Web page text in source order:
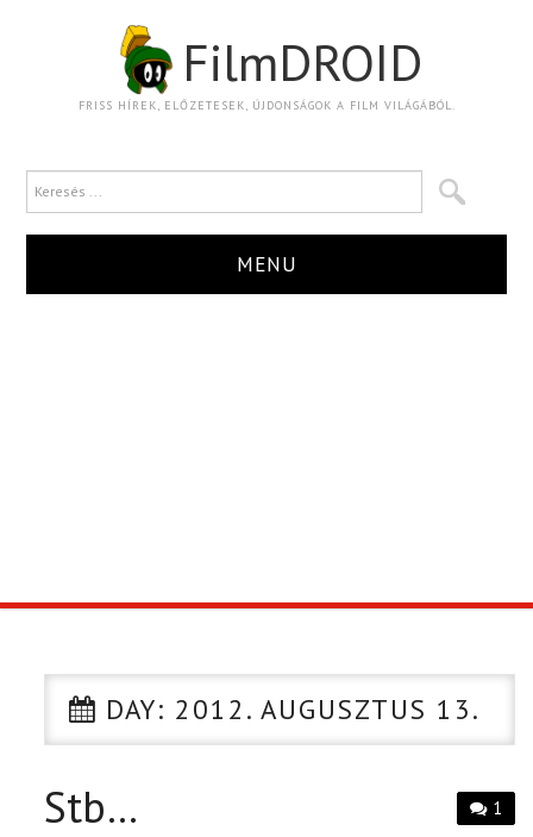
FilmDROID
FRISS HÍREK, ELŐZETESEK, ÚJDONSÁGOK A FILM VILÁGÁBÓL.
MENU
CIKK
PÓLÓ RENDELÉS
DAY: 2012. AUGUSZTUS 13.
1
Stb…